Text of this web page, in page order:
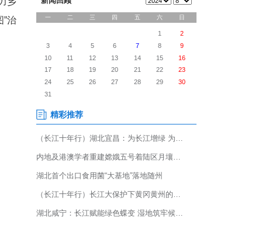
、优化国土空间、助力乡
创新构建数字化“一张图”治